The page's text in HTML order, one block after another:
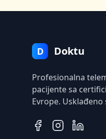
D Doktu
Profesionalna
pacijente sa
Evrope. Usklađeno